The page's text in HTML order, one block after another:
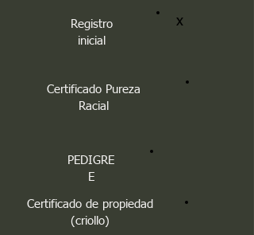
Registro
inicial
x
Certificado Pureza
Racial
PEDIGRE
E
Certificado de propiedad
(criollo)